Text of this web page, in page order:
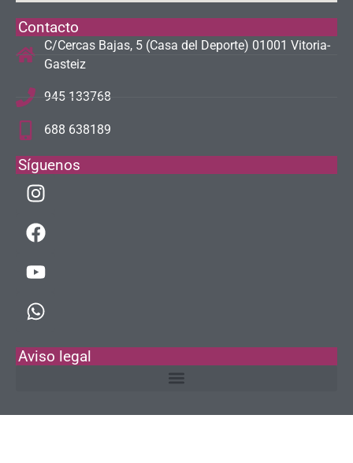
Contacto
C/Cercas Bajas, 5 (Casa del Deporte) 01001 Vitoria-
Gasteiz
945 133768
688 638189
Síguenos
Aviso legal